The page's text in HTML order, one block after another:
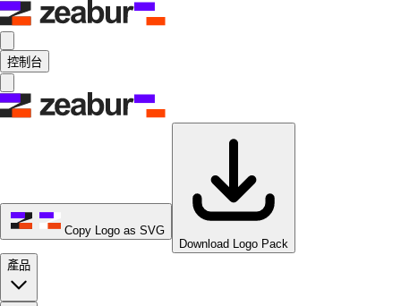
控制台
Copy Logo as SVG
Download Logo Pack
產品